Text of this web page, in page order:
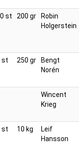
st 200 gr
Robin
Holgerstein
st 250 gr
Bengt
Norén
Wincent
Krieg
st 10 kg
Leif
Hansson